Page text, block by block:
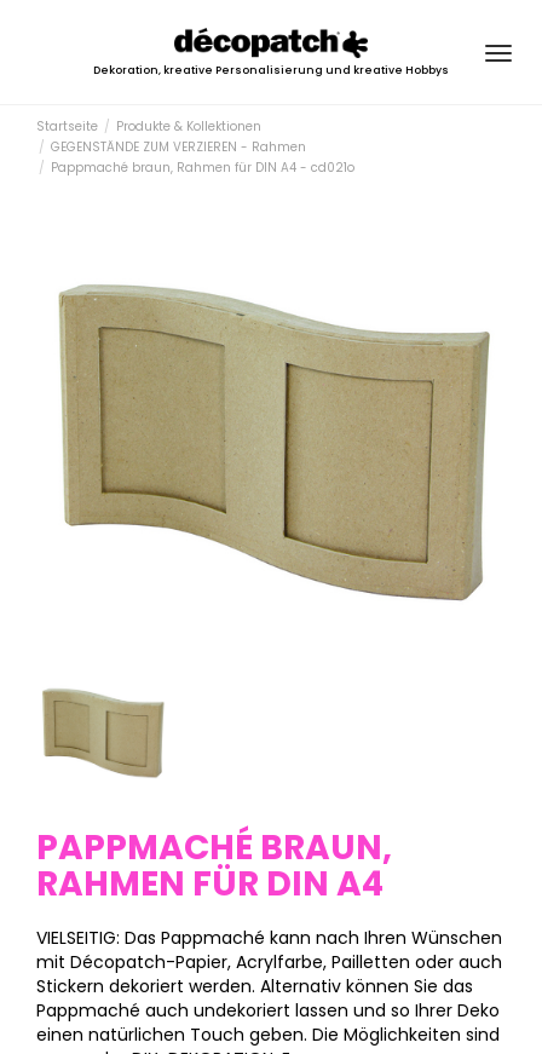
Dekoration, kreative Personalisierung und kreative Hobbys
Startseite
Produkte & Kollektionen
GEGENSTÄNDE ZUM VERZIEREN - Rahmen
Pappmaché braun, Rahmen für DIN A4 - cd021o
PAPPMACHÉ BRAUN,
RAHMEN FÜR DIN A4
VIELSEITIG: Das Pappmaché kann nach Ihren Wünschen
mit Décopatch-Papier, Acrylfarbe, Pailletten oder auch
Stickern dekoriert werden. Alternativ können Sie das
Pappmaché auch undekoriert lassen und so Ihrer Deko
einen natürlichen Touch geben. Die Möglichkeiten sind